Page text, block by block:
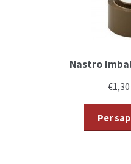
Nastro
€1,30
Per